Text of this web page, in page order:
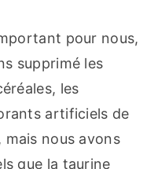
pour nous,
supprimé les
les
artificiels de
nous avons
que la taurine